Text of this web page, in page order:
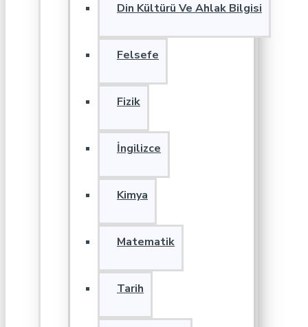
Din Kültürü Ve Ahlak Bilgisi
Felsefe
Fizik
İngilizce
Kimya
Matematik
Tarih